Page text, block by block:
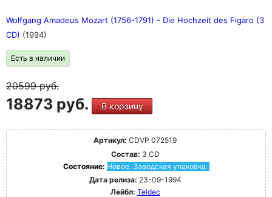
Wolfgang Amadeus Mozart (1756-1791) - Die Hochzeit des Figaro (3
CD) (1994)
Есть в наличии
20599руб.
18873 руб. В корзину
Артикул: CDVP 072519
Состав: 3 CD
Состояние: Новое. Заводская упаковка.
Дата релиза: 23-09-1994
Лейбл: Teldec